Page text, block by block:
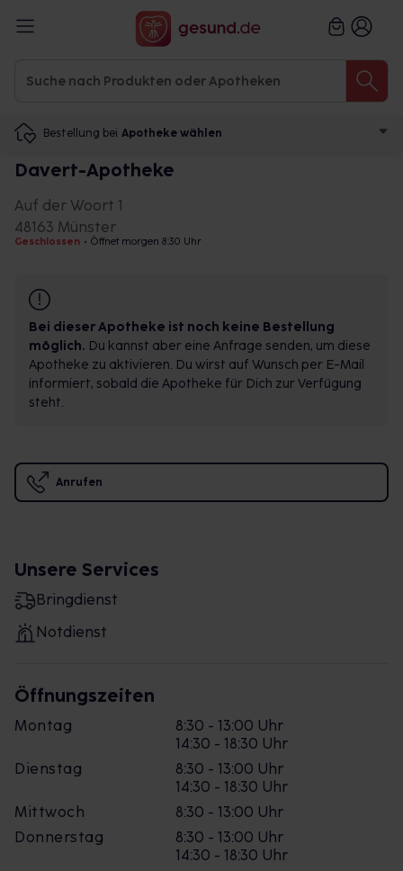
Bestellung bei Apotheke wählen
Davert-Apotheke
Auf der Woort 1
48163 Münster
Geschlossen • Öffnet morgen 8:30 Uhr
Bei dieser Apotheke ist noch keine Bestellung
möglich. Du kannst aber eine Anfrage senden, um diese
Apotheke zu aktivieren. Du wirst auf Wunsch per E-Mail
informiert, sobald die Apotheke für Dich zur Verfügung
steht.
Anrufen
Unsere Services
Bringdienst
Notdienst
Öffnungszeiten
Montag
8:30 - 13:00 Uhr
14:30 - 18:30 Uhr
Dienstag
8:30 - 13:00 Uhr
14:30 - 18:30 Uhr
Mittwoch
8:30 - 13:00 Uhr
Donnerstag
8:30 - 13:00 Uhr
14:30 - 18:30 Uhr